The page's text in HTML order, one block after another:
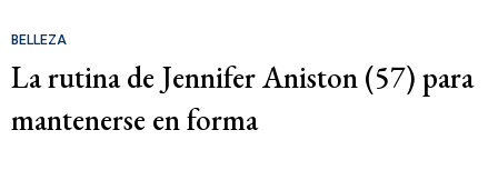
BELLEZA
La rutina de Jennifer Aniston (57) para
mantenerse en forma